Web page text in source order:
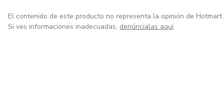
El contenido de este producto no representa la opinión de Hotmart.
Si ves informaciones inadecuadas, denúncialas aquí